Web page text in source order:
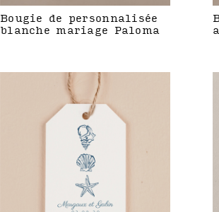
Bougie de personnalisée
blanche mariage Paloma